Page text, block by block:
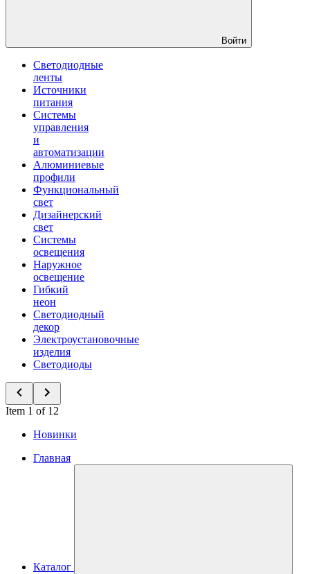
Войти
Светодиодные
ленты
Источники
питания
Системы
управления
и
автоматизации
Алюминиевые
профили
Функциональный
свет
Дизайнерский
свет
Системы
освещения
Наружное
освещение
Гибкий
неон
Светодиодный
декор
Электроустановочные
изделия
Светодиоды
Item 1 of 12
Новинки
Главная
Каталог